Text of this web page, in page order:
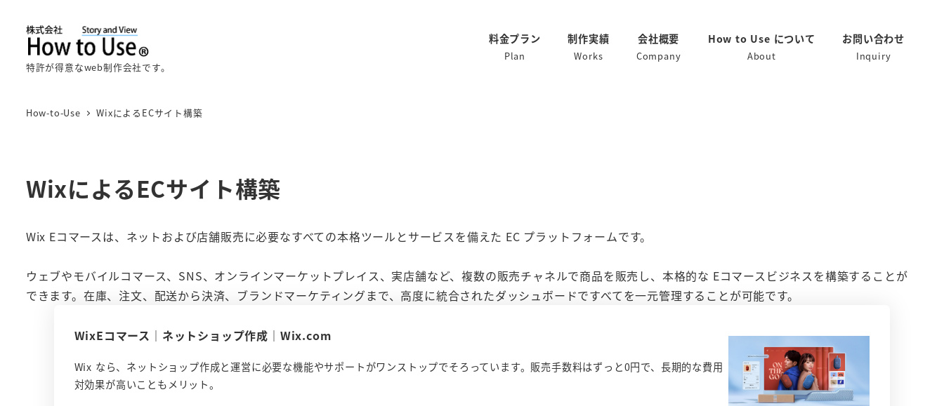
特許が得意なweb制作会社です。
料金プラン
Plan
制作実績
Works
会社概要
Company
How to Use について
About
お問い合わせ
Inquiry
How-to-Use WixによるECサイト構築
WixによるECサイト構築
Wix Eコマースは、ネットおよび店舗販売に必要なすべての本格ツールとサービスを備えた EC プラットフォームです。
ウェブやモバイルコマース、SNS、オンラインマーケットプレイス、実店舗など、複数の販売チャネルで商品を販売し、本格的な Eコマースビジネスを構築することが
できます。在庫、注文、配送から決済、ブランドマーケティングまで、高度に統合されたダッシュボードですべてを一元管理することが可能です。
WixEコマース｜ネットショップ作成｜Wix.com
Wix なら、ネットショップ作成と運営に必要な機能やサポートがワンストップでそろっています。販売手数料はずっと0円で、長期的な費用
対効果が高いこともメリット。